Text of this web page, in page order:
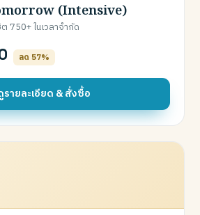
(Intensive)
750+ ในเวลาจำกัด
ลด 57%
รายละเอียด & สั่งซื้อ